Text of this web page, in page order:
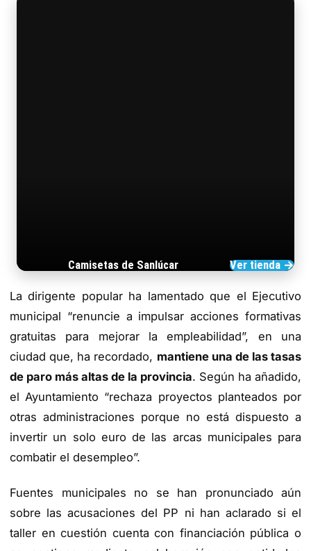
Camisetas de Sanlúcar Ver tienda →
La dirigente popular ha lamentado que el Ejecutivo
municipal “renuncie a impulsar acciones formativas
gratuitas para mejorar la empleabilidad”, en una
ciudad que, ha recordado, mantiene una de las tasas
de paro más altas de la provincia. Según ha añadido,
el Ayuntamiento “rechaza proyectos planteados por
otras administraciones porque no está dispuesto a
invertir un solo euro de las arcas municipales para
combatir el desempleo”.
Fuentes municipales no se han pronunciado aún
sobre las acusaciones del PP ni han aclarado si el
taller en cuestión cuenta con financiación pública o